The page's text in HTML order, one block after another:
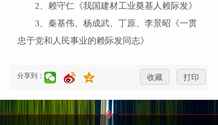
2、赖守仁《我国建材工业奠基人赖际发》
3、秦基伟、杨成武、丁原、李景昭《一贯
忠于党和人民事业的赖际发同志》
分享到： 打印
收藏